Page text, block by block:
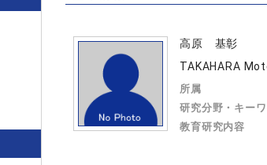
高原 基彰
TAKAHARA
所属
研究分野・キー
教育研究内容